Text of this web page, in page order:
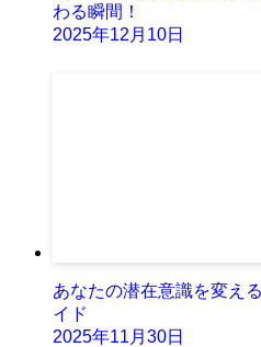
わる瞬間！
2025年12月10日
あなたの潜在意識を変え
イド
2025年11月30日